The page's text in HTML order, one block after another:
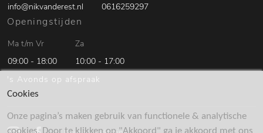
info@nikvanderest.nl
0616259297
Openingstijden
Ma t/m Vr
09:00 - 18:00
Za
10:00 - 17:00
's Avonds op afspraak
Cookies
Onze pagina’s maken gebruik van functionele & analytische
cookies. Door te klikken op "Akkoord" ga je akkoord met ons